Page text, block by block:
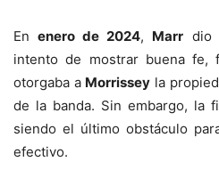
Enenero de 2024, Marr dio
intento de mostrar buena fe,
otorgaba a Morrissey la
de la banda. Sin embargo, la
siendo el último obstáculo
efectivo.